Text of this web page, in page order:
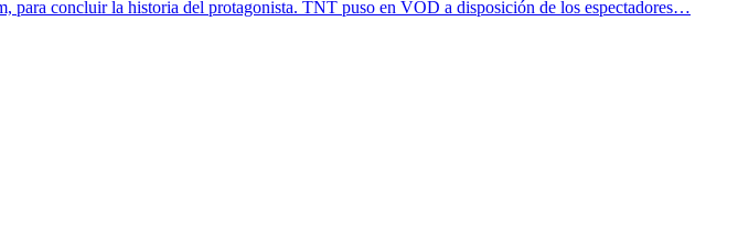
para concluir la historia del protagonista. TNT puso en VOD a disposición de los espectadores…